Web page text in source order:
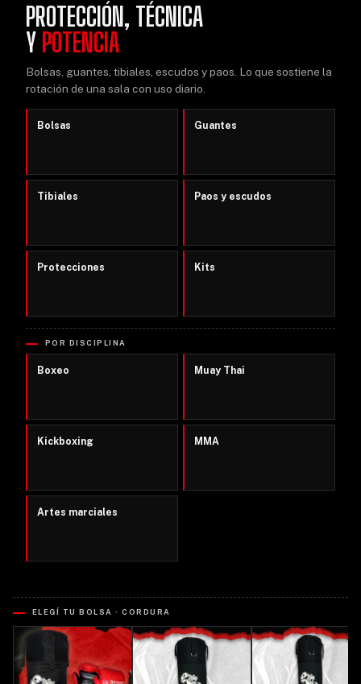
PROTECCIÓN, TÉCNICA
Y POTENCIA
Bolsas, guantes, tibiales, escudos y paos. Lo que sostiene la
rotación de una sala con uso diario.
Bolsas Guantes
Tibiales Paos y escudos
Protecciones Kits
POR DISCIPLINA
Boxeo Muay Thai
Kickboxing MMA
Artes marciales
ELEGÍ TU BOLSA · CORDURA